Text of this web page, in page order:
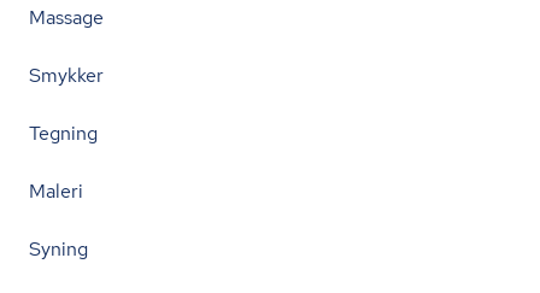
Massage
Smykker
Tegning
Maleri
Syning